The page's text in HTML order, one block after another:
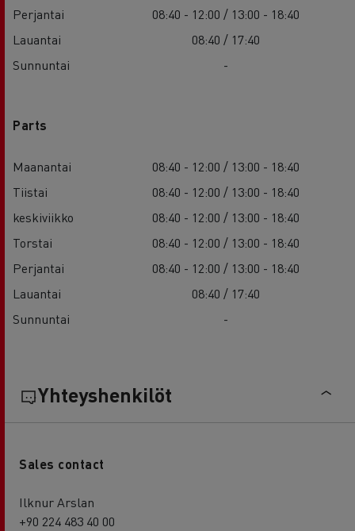
Perjantai
08:40 - 12:00 / 13:00 - 18:40
Lauantai
08:40 / 17:40
Sunnuntai
-
Parts
Maanantai
08:40 - 12:00 / 13:00 - 18:40
Tiistai
08:40 - 12:00 / 13:00 - 18:40
keskiviikko
08:40 - 12:00 / 13:00 - 18:40
Torstai
08:40 - 12:00 / 13:00 - 18:40
Perjantai
08:40 - 12:00 / 13:00 - 18:40
Lauantai
08:40 / 17:40
Sunnuntai
-
Yhteyshenkilöt
Sales contact
Ilknur Arslan
+90 224 483 40 00